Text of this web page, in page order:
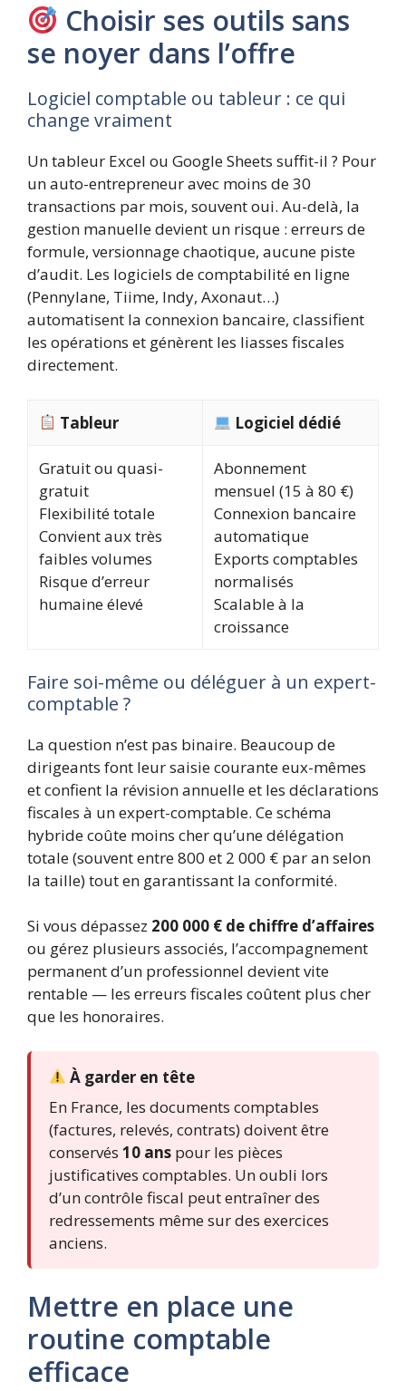
Choisir ses outils sans
se noyer dans l’offre
Logiciel comptable ou tableur : ce qui
change vraiment
Un tableur Excel ou Google Sheets suffit-il ? Pour
un auto-entrepreneur avec moins de 30
transactions par mois, souvent oui. Au-delà, la
gestion manuelle devient un risque : erreurs de
formule, versionnage chaotique, aucune piste
d’audit. Les logiciels de comptabilité en ligne
(Pennylane, Tiime, Indy, Axonaut…)
automatisent la connexion bancaire, classifient
les opérations et génèrent les liasses fiscales
directement.
Tableur Logiciel dédié
Gratuit ou quasi-
gratuit
Flexibilité totale
Convient aux très
faibles volumes
Risque d’erreur
humaine élevé
Abonnement
mensuel (15 à 80 €)
Connexion bancaire
automatique
Exports comptables
normalisés
Scalable à la
croissance
Faire soi-même ou déléguer à un expert-
comptable ?
La question n’est pas binaire. Beaucoup de
dirigeants font leur saisie courante eux-mêmes
et confient la révision annuelle et les déclarations
fiscales à un expert-comptable. Ce schéma
hybride coûte moins cher qu’une délégation
totale (souvent entre 800 et 2 000 € par an selon
la taille) tout en garantissant la conformité.
Si vous dépassez 200 000 € de chiffre d’affaires
ou gérez plusieurs associés, l’accompagnement
permanent d’un professionnel devient vite
rentable — les erreurs fiscales coûtent plus cher
que les honoraires.
À garder en tête
En France, les documents comptables
(factures, relevés, contrats) doivent être
conservés 10 ans pour les pièces
justificatives comptables. Un oubli lors
d’un contrôle fiscal peut entraîner des
redressements même sur des exercices
anciens.
Mettre en place une
routine comptable
efficace